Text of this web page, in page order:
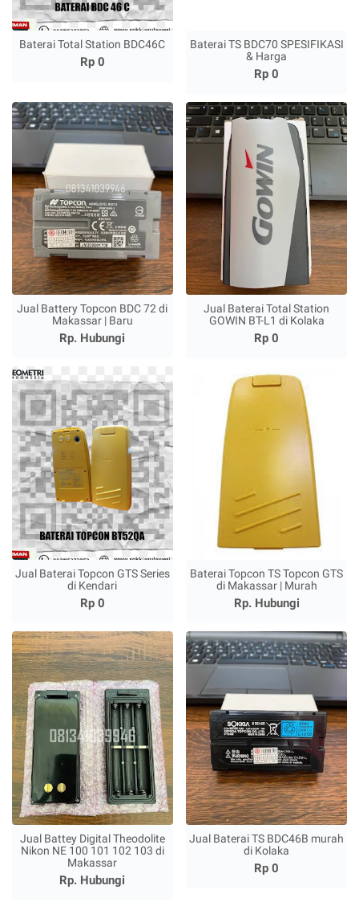
Baterai Total Station BDC46C
Rp 0
Baterai TS BDC70 SPESIFIKASI
& Harga
Rp 0
Jual Battery Topcon BDC 72 di
Makassar | Baru
Rp. Hubungi
Jual Baterai Total Station
GOWIN BT-L1 di Kolaka
Rp 0
Jual Baterai Topcon GTS Series
di Kendari
Rp 0
Baterai Topcon TS Topcon GTS
di Makassar | Murah
Rp. Hubungi
Jual Battey Digital Theodolite
Nikon NE 100 101 102 103 di
Makassar
Rp. Hubungi
Jual Baterai TS BDC46B murah
di Kolaka
Rp 0